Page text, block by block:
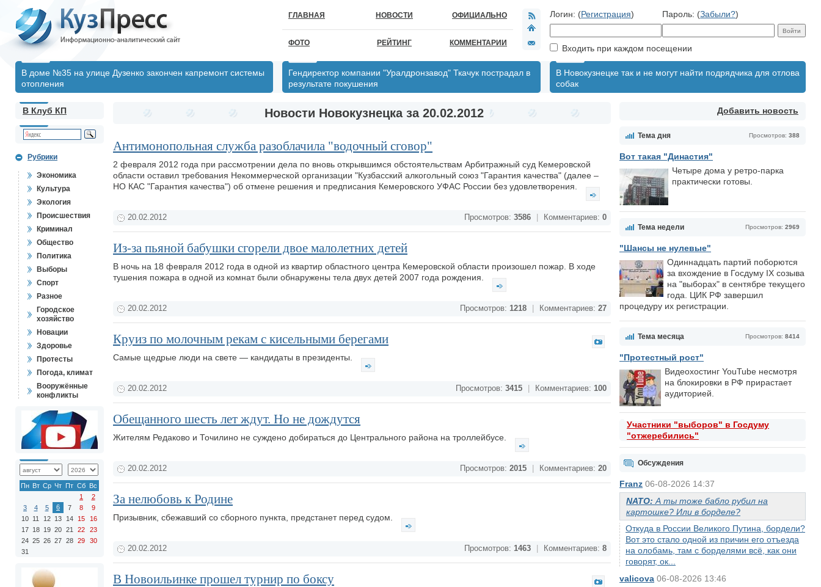
ГЛАВНАЯ НОВОСТИ ОФИЦИАЛЬНО
ФОТО РЕЙТИНГ КОММЕНТАРИИ
Логин: (Регистрация) Пароль: (Забыли?)
Входить при каждом посещении
В доме №35 на улице Дузенко закончен капремонт системы
отопления
Гендиректор компании "Уралдронзавод" Ткачук пострадал в
результате покушения
В Новокузнецке так и не могут найти подрядчика для отлова
собак
Добавить новость
Просмотров: 388
Тема дня
Вот такая "Династия"
Четыре дома у ретро-парка
практически готовы.
Просмотров: 2969
Тема недели
"Шансы не нулевые"
Одиннадцать партий поборются
за вхождение в Госдуму IX созыва
на "выборах" в сентябре текущего
года. ЦИК РФ завершил
процедуру их регистрации.
Просмотров: 8414
Тема месяца
"Протестный рост"
Видеохостинг YouTube несмотря
на блокировки в РФ прирастает
аудиторией.
Участники "выборов" в Госдуму
"отжеребились"
Обсуждения
Franz 06-08-2026 14:37
NATO: А ты тоже бабло рубил на
картошке? Или в борделе?
Откуда в России Великого Путина, бордели?
Вот это стало одной из причин его отъезда
на олобамь, там с борделями всё, как они
говорят, ок...
valicova 06-08-2026 13:46
В Клуб КП
Рубрики
Экономика
Культура
Экология
Происшествия
Криминал
Общество
Политика
Выборы
Спорт
Разное
Городское
хозяйство
Новации
Здоровье
Протесты
Погода, климат
Вооружённые
конфликты
Пн Вт Ср Чт Пт Сб Вс
1
2
3
4 5 6 7 8
9
10 11 12 13 14 15
16
17 18 19 20 21 22
23
24 25 26 27 28 29
30
31
Новости Новокузнецка за 20.02.2012
Антимонопольная служба разоблачила "водочный сговор"
2 февраля 2012 года при рассмотрении дела по вновь открывшимся обстоятельствам Арбитражный суд Кемеровской
области оставил требования Некоммерческой организации "Кузбасский алкогольный союз "Гарантия качества" (далее –
НО КАС "Гарантия качества") об отмене решения и предписания Кемеровского УФАС России без удовлетворения.
20.02.2012 Просмотров: 3586 Комментариев: 0
Из-за пьяной бабушки сгорели двое малолетних детей
В ночь на 18 февраля 2012 года в одной из квартир областного центра Кемеровской области произошел пожар. В ходе
тушения пожара в одной из комнат были обнаружены тела двух детей 2007 года рождения.
20.02.2012 Просмотров: 1218 Комментариев: 27
Круиз по молочным рекам с кисельными берегами
Самые щедрые люди на свете — кандидаты в президенты.
20.02.2012 Просмотров: 3415 Комментариев: 100
Обещанного шесть лет ждут. Но не дождутся
Жителям Редаково и Точилино не суждено добираться до Центрального района на троллейбусе.
20.02.2012 Просмотров: 2015 Комментариев: 20
За нелюбовь к Родине
Призывник, сбежавший со сборного пункта, предстанет перед судом.
20.02.2012 Просмотров: 1463 Комментариев: 8
В Новоильинке прошел турнир по боксу